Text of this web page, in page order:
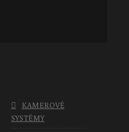
KAMEROVÉ
SYSTÉMY